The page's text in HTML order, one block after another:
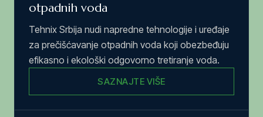
otpadnih voda
Tehnix Srbija nudi napredne tehnologije i uređaje
za prečišćavanje otpadnih voda koji obezbeđuju
efikasno i ekološki odgovorno tretiranje voda.
SAZNAJTE VIŠE